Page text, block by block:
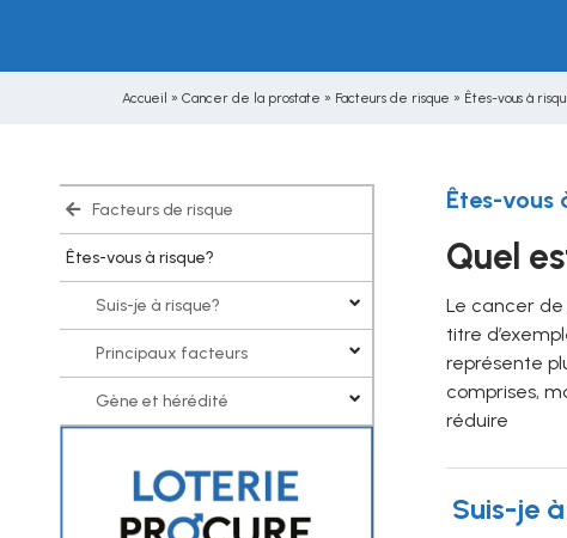
Accueil » Cancer de la prostate » Facteurs de risque » Êtes-vous à
Facteurs de risque
Êtes-vous à risque?
Suis-je à risque?
Principaux facteurs
Gène et hérédité
Êtes-vous
Quel
Le cancer
titre
représente
comprises,
réduire
Suis-je